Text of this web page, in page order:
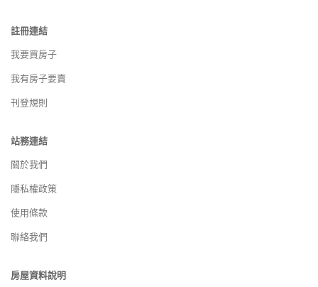
註冊連結
我要買房子
我有房子要賣
刊登規則
站務連結
關於我們
隱私權政策
使用條款
聯絡我們
房屋資料說明